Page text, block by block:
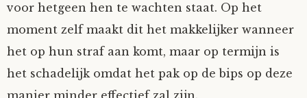
voor hetgeen hen te wachten staat. Op het
moment zelf maakt dit het makkelijker wanneer
het op hun straf aan komt, maar op termijn is
het schadelijk omdat het pak op de bips op deze
manier minder effectief zal zijn.